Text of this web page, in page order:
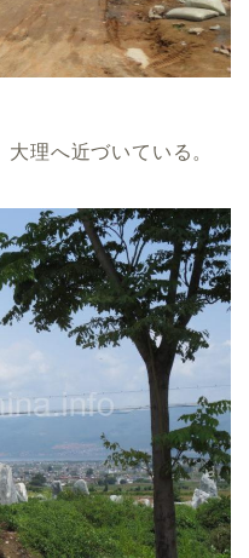
理へ近づいている。